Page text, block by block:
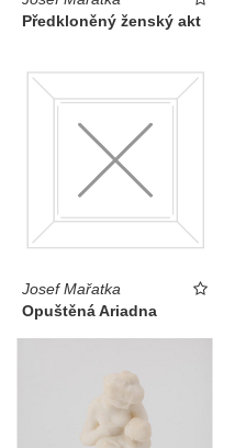
Předkloněný ženský akt
Josef Mařatka
Opuštěná Ariadna